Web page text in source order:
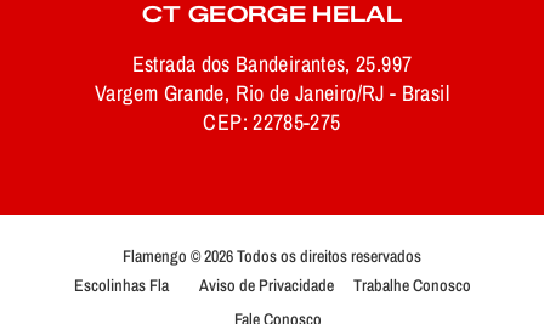
CT GEORGE HELAL
Estrada dos Bandeirantes, 25.997
Vargem Grande, Rio de Janeiro/RJ - Brasil
CEP: 22785-275
Flamengo © 2026 Todos os direitos reservados
Escolinhas Fla
Aviso de Privacidade
Trabalhe Conosco
Fale Conosco